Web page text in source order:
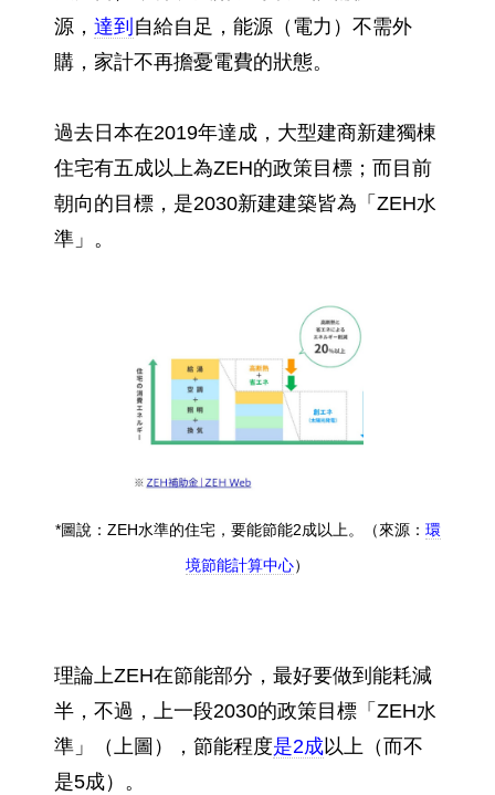
源， 達到 自給自足，能源（電力）不需外
購，家計不再擔憂電費的狀態。
過去日本在2019年達成，大型建商新建獨棟
住宅有五成以上為ZEH的政策目標；而目前
朝向的目標，是2030新建建築皆為「ZEH水
準」。
*圖說：ZEH水準的住宅，要能節能2成以上。（來源： 環
境節能計算中心）
理論上ZEH在節能部分，最好要做到能耗減
半，不過，上一段2030的政策目標「ZEH水
準」（上圖），節能程度是2成以上（而不
是5成）。